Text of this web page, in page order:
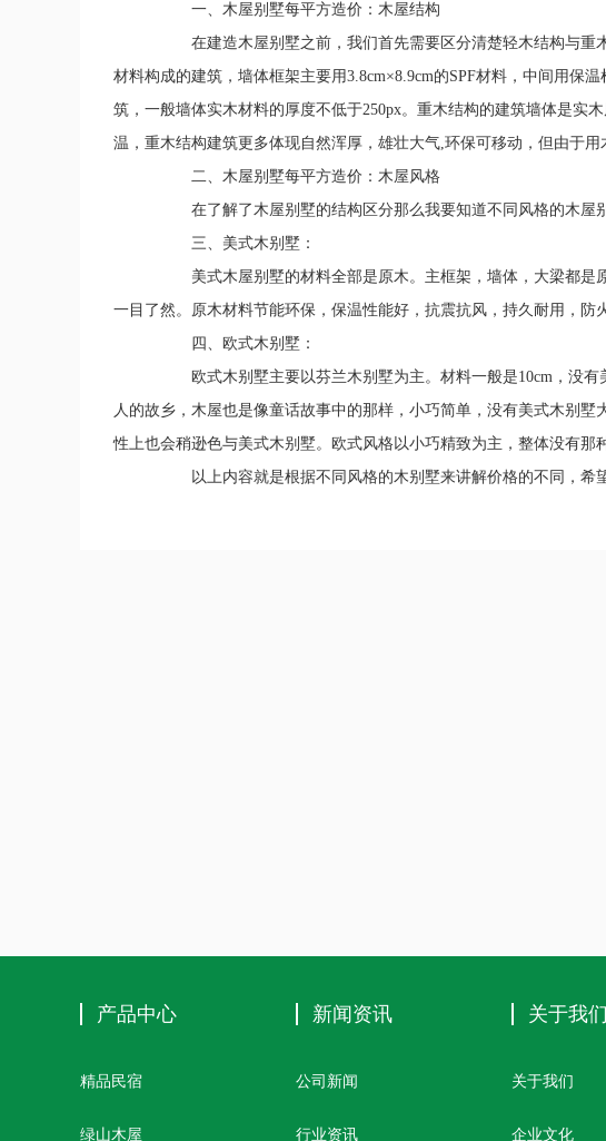
一、木屋别墅每平方造价：木屋结构
在建造木屋别墅之前，我们首先需要区分清楚轻木结构与重木
材料构成的建筑，墙体框架主要用3.8cm×8.9cm的SPF材料，中间用保
筑，一般墙体实木材料的厚度不低于250px。重木结构的建筑墙体是实
温，重木结构建筑更多体现自然浑厚，雄壮大气,环保可移动，但由于用
二、木屋别墅每平方造价：木屋风格
在了解了木屋别墅的结构区分那么我要知道不同风格的木屋别
三、美式木别墅：
美式木屋别墅的材料全部是原木。主框架，墙体，大梁都是原
一目了然。原木材料节能环保，保温性能好，抗震抗风，持久耐用，
四、欧式木别墅：
欧式木别墅主要以芬兰木别墅为主。材料一般是10cm，没有
人的故乡，木屋也是像童话故事中的那样，小巧简单，没有美式木别
性上也会稍逊色与美式木别墅。欧式风格以小巧精致为主，整体没有那
以上内容就是根据不同风格的木别墅来讲解价格的不同，希望
产品中心
精品民宿
绿山木屋
新闻资讯
公司新闻
行业资讯
关于我们
关于我们
企业文化